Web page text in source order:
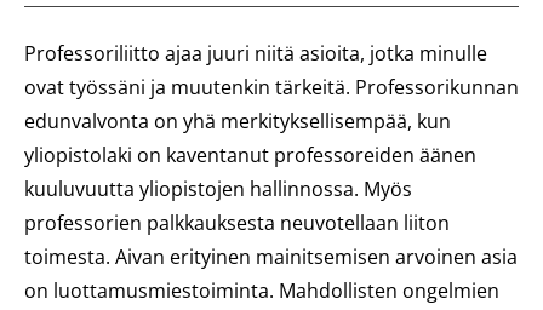
Professoriliitto ajaa juuri niitä asioita, jotka minulle
ovat työssäni ja muutenkin tärkeitä. Professorikunnan
edunvalvonta on yhä merkityksellisempää, kun
yliopistolaki on kaventanut professoreiden äänen
kuuluvuutta yliopistojen hallinnossa. Myös
professorien palkkauksesta neuvotellaan liiton
toimesta. Aivan erityinen mainitsemisen arvoinen asia
on luottamusmiestoiminta. Mahdollisten ongelmien